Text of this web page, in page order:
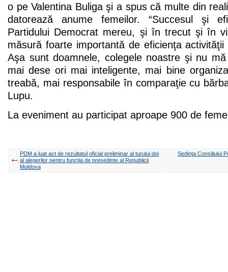
o pe Valentina Buliga şi a spus că multe din
datorează anume femeilor. “Succesul şi
Partidului Democrat mereu, şi în trecut şi în
măsură foarte importantă de eficienţa
Aşa sunt doamnele, colegele noastre şi nu
mai dese ori mai inteligente, mai bine
treabă, mai responsabile în comparaţie cu
Lupu.
La eveniment au participat aproape 900 de
PDM a luat act de rezultatul oficial preliminar al turului doi
al alegerilor pentru funcţia de preşedinte al Republicii
Moldova
Şedinţa Consiliului